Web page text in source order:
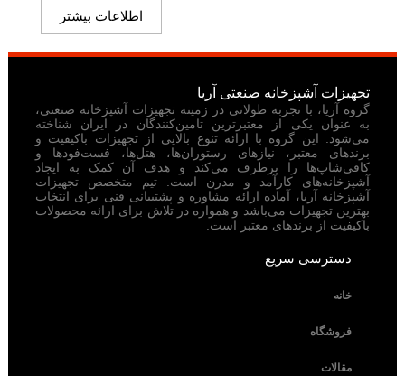
اطلاعات بیشتر
تجهیزات آشپزخانه صنعتی آریا
گروه آریا، با تجربه طولانی در زمینه تجهیزات آشپزخانه صنعتی،
به عنوان یکی از معتبرترین تامین‌کنندگان در ایران شناخته
می‌شود. این گروه با ارائه تنوع بالایی از تجهیزات باکیفیت و
برندهای معتبر، نیازهای رستوران‌ها، هتل‌ها، فست‌فودها و
کافی‌شاپ‌ها را برطرف می‌کند و هدف آن کمک به ایجاد
آشپزخانه‌های کارآمد و مدرن است. تیم متخصص تجهیزات
آشپزخانه آریا، آماده ارائه مشاوره و پشتیبانی فنی برای انتخاب
بهترین تجهیزات می‌باشد و همواره در تلاش برای ارائه محصولات
باکیفیت از برندهای معتبر است.
دسترسی سریع
خانه
فروشگاه
مقالات